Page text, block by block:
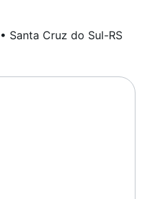
• Santa Cruz do Sul-RS